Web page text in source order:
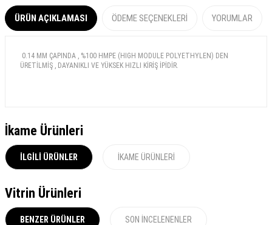
ÜRÜN AÇIKLAMASI ÖDEME SEÇENEKLERI YORUMLAR
0.14 MM ÇAPINDA , %100 HMPE (HIGH MODULE POLYETHYLEN) DEN
ÜRETİLMİŞ , DAYANIKLI VE YÜKSEK HIZLI KİRİŞ İPİDİR.
İkame Ürünleri
İLGILI ÜRÜNLER İKAME ÜRÜNLERI
Vitrin Ürünleri
BENZER ÜRÜNLER SON İNCELENENLER